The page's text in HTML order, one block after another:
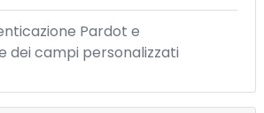
Pardot e
dei campi personalizzati